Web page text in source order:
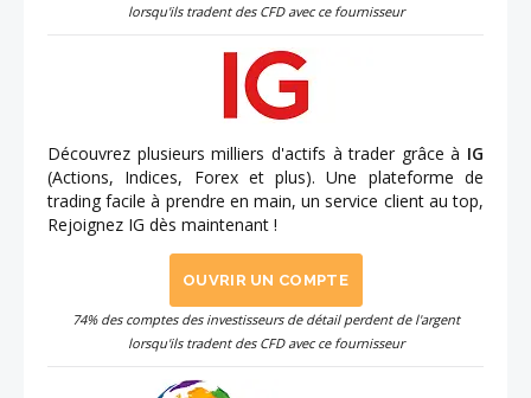
lorsqu'ils tradent des CFD avec ce fournisseur
Découvrez plusieurs milliers d'actifs à trader grâce à IG
(Actions, Indices, Forex et plus). Une plateforme de
trading facile à prendre en main, un service client au top,
Rejoignez IG dès maintenant !
OUVRIR UN COMPTE
74% des comptes des investisseurs de détail perdent de l'argent
lorsqu'ils tradent des CFD avec ce fournisseur